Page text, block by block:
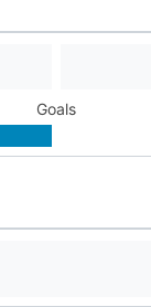
Goals